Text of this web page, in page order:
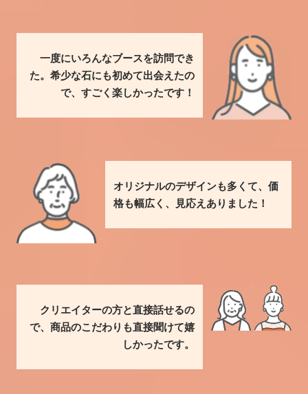
一度にいろんなブースを訪問でき
た。希少な石にも初めて出会えたの
で、すごく楽しかったです！
オリジナルのデザインも多くて、価
格も幅広く、見応えありました！
クリエイターの方と直接話せるの
で、商品のこだわりも直接聞けて嬉
しかったです。